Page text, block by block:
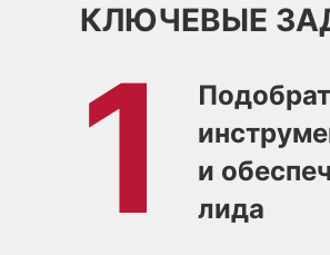
КЛЮЧЕВЫЕ
и
лида